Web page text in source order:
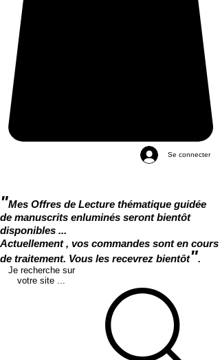
Se connecter
"Mes Offres de Lecture thématique guidée
de manuscrits enluminés seront bientôt
disponibles ...
Actuellement , vos commandes sont en cours
de traitement. Vous les recevrez bientôt".
Je recherche sur
votre site ...